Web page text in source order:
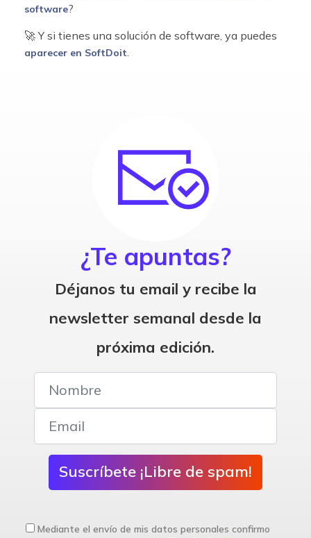
software?
🚀 Y si tienes una solución de software, ya puedes
aparecer en SoftDoit
¿Te apuntas?
Déjanos tu email y recibe la
newsletter semanal desde la
próxima edición.
Suscríbete ¡Libre de spam!
Mediante el envío de mis datos personales confirmo